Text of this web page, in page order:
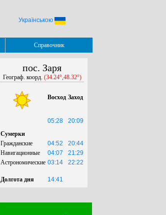
Українською
Справочник
пос. Заря
Географ. коорд. (34.24°,48.32°)
Восход Заход
05:28
20:09
Сумерки
Гражданские
04:52
20:44
Навигационные
04:07
21:29
Астрономические 03:14 22:22
Долгота дня 14:41